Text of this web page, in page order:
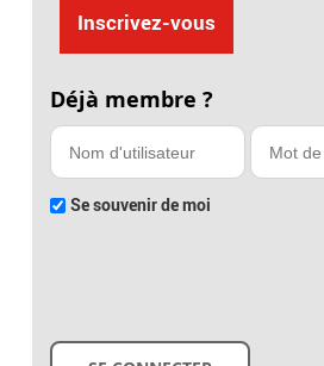
Inscrivez-vous
Déjà membre ?
Se souvenir de moi